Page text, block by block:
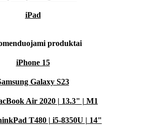
iPad
produktai
iPhone 15
Galaxy S23
Air 2020 | 13.3" | M1
T480 | i5-8350U | 14"